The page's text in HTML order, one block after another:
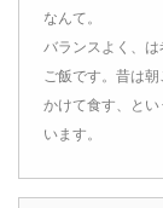
なんて。
バランスよく、
ご飯です。昔は
かけて食す、と
います。